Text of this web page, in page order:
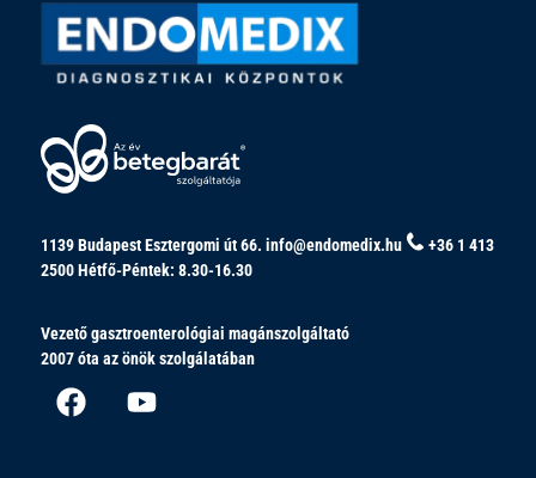
1139 Budapest Esztergomi út 66. info@endomedix.hu
+36 1 413
2500Hétfő-Péntek: 8.30-16.30
Vezető gasztroenterológiai magánszolgáltató
2007 óta az önök szolgálatában